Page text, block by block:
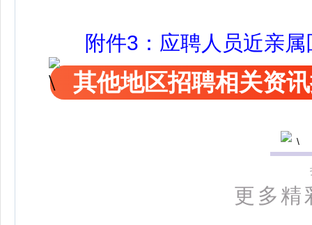
附件3：应聘人员近亲属
其他地区招聘相关资
更多精